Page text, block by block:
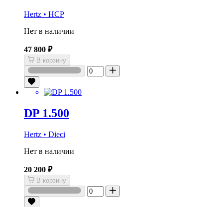
Hertz • HCP
Нет в наличии
47 800 ₽
В корзину
DP 1.500
Hertz • Dieci
Нет в наличии
20 200 ₽
В корзину